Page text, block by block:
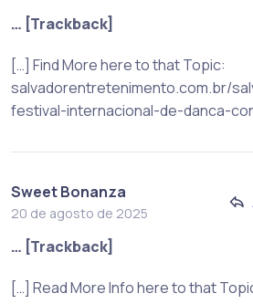
… [Trackback]
[…] Find More here to that Topic:
salvadorentretenimento.com.br/
festival-internacional-de-danca-
Sweet Bonanza
20 de agosto de 2025
… [Trackback]
[…] Read More Info here to that